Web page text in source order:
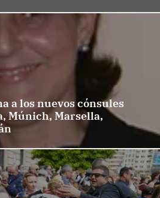
a los nuevos cónsules
Múnich, Marsella,